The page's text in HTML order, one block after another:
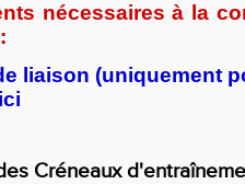
nécessaires à la
liaison (uniquement
Créneaux